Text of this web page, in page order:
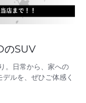
のSUV
。日常から、家への
ルを、ぜひご体感く